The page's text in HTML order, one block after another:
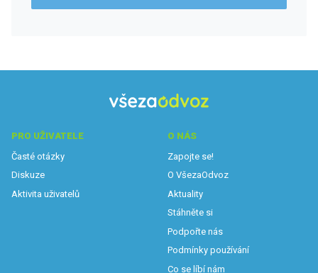
PRO UŽIVATELE
Časté otázky
Diskuze
Aktivita uživatelů
O NÁS
Zapojte se!
O VšezaOdvoz
Aktuality
Stáhněte si
Podpořte nás
Podmínky používání
Co se líbí nám